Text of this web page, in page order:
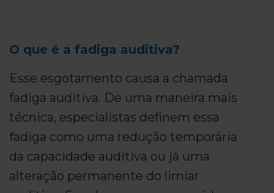
O que é a fadiga auditiva?
Esse esgotamento causa a chamada
fadiga auditiva. De uma maneira mais
técnica, especialistas definem essa
fadiga como uma redução temporária
da capacidade auditiva ou já uma
alteração permanente do limiar